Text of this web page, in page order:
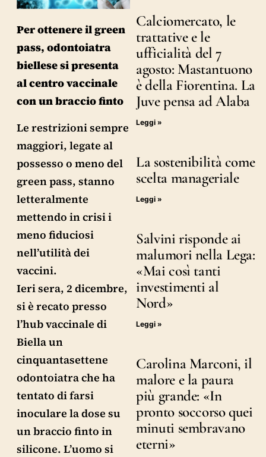
Per ottenere il green
pass, odontoiatra
biellese si presenta
al centro vaccinale
con un braccio finto
Le restrizioni sempre
maggiori, legate al
possesso o meno del
green pass, stanno
letteralmente
mettendo in crisi i
meno fiduciosi
nell’utilità dei
vaccini.
Ieri sera, 2 dicembre,
si è recato presso
l’hub vaccinale di
Biella un
cinquantasettene
odontoiatra che ha
tentato di farsi
inoculare la dose su
un braccio finto in
silicone. L’uomo si
Calciomercato, le
trattative e le
ufficialità del 7
agosto: Mastantuono
è della Fiorentina. La
Juve pensa ad Alaba
Leggi »
La sostenibilità come
scelta manageriale
Leggi »
Salvini risponde ai
malumori nella Lega:
«Mai così tanti
investimenti al
Nord»
Leggi »
Carolina Marconi, il
malore e la paura
più grande: «In
pronto soccorso quei
minuti sembravano
eterni»